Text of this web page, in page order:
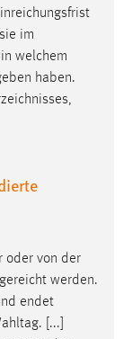
im
welchem
haben.
oder von der
werden.
endet
[...]